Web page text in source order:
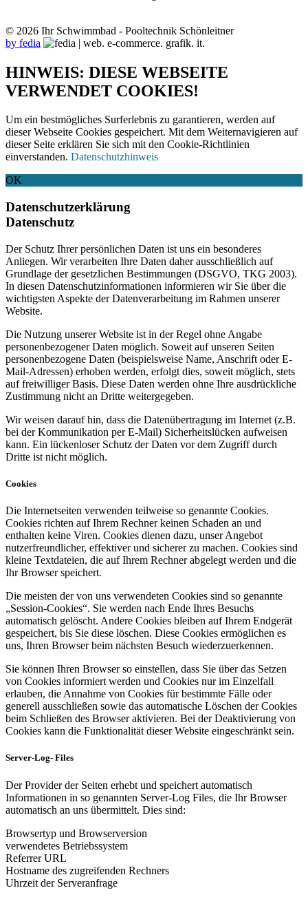
© 2026 Ihr Schwimmbad - Pooltechnik Schönleitner
by fedia
HINWEIS: DIESE WEBSEITE
VERWENDET COOKIES!
Um ein bestmögliches Surferlebnis zu garantieren, werden auf
dieser Webseite Cookies gespeichert. Mit dem Weiternavigieren auf
dieser Seite erklären Sie sich mit den Cookie-Richtlinien
einverstanden. Datenschutzhinweis
OK
Datenschutzerklärung
Datenschutz
Der Schutz Ihrer persönlichen Daten ist uns ein besonderes
Anliegen. Wir verarbeiten Ihre Daten daher ausschließlich auf
Grundlage der gesetzlichen Bestimmungen (DSGVO, TKG 2003).
In diesen Datenschutzinformationen informieren wir Sie über die
wichtigsten Aspekte der Datenverarbeitung im Rahmen unserer
Website.
Die Nutzung unserer Website ist in der Regel ohne Angabe
personenbezogener Daten möglich. Soweit auf unseren Seiten
personenbezogene Daten (beispielsweise Name, Anschrift oder E-
Mail-Adressen) erhoben werden, erfolgt dies, soweit möglich, stets
auf freiwilliger Basis. Diese Daten werden ohne Ihre ausdrückliche
Zustimmung nicht an Dritte weitergegeben.
Wir weisen darauf hin, dass die Datenübertragung im Internet (z.B.
bei der Kommunikation per E-Mail) Sicherheitslücken aufweisen
kann. Ein lückenloser Schutz der Daten vor dem Zugriff durch
Dritte ist nicht möglich.
Cookies
Die Internetseiten verwenden teilweise so genannte Cookies.
Cookies richten auf Ihrem Rechner keinen Schaden an und
enthalten keine Viren. Cookies dienen dazu, unser Angebot
nutzerfreundlicher, effektiver und sicherer zu machen. Cookies sind
kleine Textdateien, die auf Ihrem Rechner abgelegt werden und die
Ihr Browser speichert.
Die meisten der von uns verwendeten Cookies sind so genannte
„Session-Cookies“. Sie werden nach Ende Ihres Besuchs
automatisch gelöscht. Andere Cookies bleiben auf Ihrem Endgerät
gespeichert, bis Sie diese löschen. Diese Cookies ermöglichen es
uns, Ihren Browser beim nächsten Besuch wiederzuerkennen.
Sie können Ihren Browser so einstellen, dass Sie über das Setzen
von Cookies informiert werden und Cookies nur im Einzelfall
erlauben, die Annahme von Cookies für bestimmte Fälle oder
generell ausschließen sowie das automatische Löschen der Cookies
beim Schließen des Browser aktivieren. Bei der Deaktivierung von
Cookies kann die Funktionalität dieser Website eingeschränkt sein.
Server-Log- Files
Der Provider der Seiten erhebt und speichert automatisch
Informationen in so genannten Server-Log Files, die Ihr Browser
automatisch an uns übermittelt. Dies sind:
Browsertyp und Browserversion
verwendetes Betriebssystem
Referrer URL
Hostname des zugreifenden Rechners
Uhrzeit der Serveranfrage